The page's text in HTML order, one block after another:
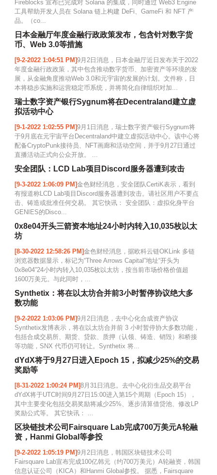
Fireblocks 宣布已完成对 Solana 的集成，同时通过 Web3 Engine
工具帮助开发人员在 Solana 链上构建 DeFi、GameFi 和 NFT 产
品。（co...
日本金融厅年度金融行政政策发布，包含针对数字货
币、Web 3.0等措施
[9-2-2022 1:04:51 PM]9月2日消息，日本金融厅近日发布关于2022
年度金融行政政策，其中包含推动数字货币、加密资产等环境的发
展，从金融角度推动Web 3.0和元宇宙的发展的计划。文件称，日
本将稳步实施和运营稳定币系统，并将简化自律组织对加...
瑞士数字资产银行Sygnum将在Decentraland建立虚
拟活动中心
[9-1-2022 1:02:55 PM]9月1日消息，瑞士数字资产银行Sygnum将
于9月底在元宇宙平台Decentraland中建立虚拟活动中心。该中心将
配备CryptoPunk接待员、NFT画廊和活动空间，并于9月27日通过
直播活动正式向公众开放。 ...
安全团队：LCD Lab项目Discord服务器遭到攻击
[9-3-2022 1:06:09 PM]金色财经消息，安全团队CertiK表示，看到
有报道称LCD Lab项目Discord服务器遭到攻击。请社区用户不要点
击、铸造或批准任何交易。 其它快讯： 安全团队：虚拟化身平台
GENIES的Disco...
0x8e04开头三箭资本地址24小时内转入10,035枚以太
坊
[8-30-2022 12:58:26 PM]金色财经消息，据欧科云链OKLink 多链
浏览器数据显示，标记为“Three Arrows Capital”地址“开头为
0x8e04”24小时内转入10,035枚以太坊，按当前市场价格价值超
1600万美元。与此同时，...
Synthetix：将在以太坊合并前3小时暂停协议绝大多
数功能
[9-2-2022 1:03:06 PM]9月2日消息，去中心化合成资产协议
Synthetix发博表示，将在以太坊合并前 3 小时暂停协大多数功能，
包括合成交易所、期货、贷款、质押（认领、铸造、销毁）和桥接
等功能，SNX 代币仍可转让。Synthetix 将...
dYdX将于9月27日进入Epoch 15，拟减少25%的交易
奖励等
[8-31-2022 1:00:24 PM]8月31日消息。去中心化衍生品交易平台
dYdX将于UTC时间9月27日15:00进入第15个周期（Epoch 15），
其中主要变化包括交易奖励将减少25%、逐步清算借贷池、修改LP
奖励公式等。 其它快讯： ...
区块链技术公司Fairsquare Lab完成700万美元A轮融
资，Hanmi Global等参投
[9-2-2022 1:05:19 PM]9月2日消息，韩国区块链技术公司
Fairsquare Lab宣布完成100亿韩元（约700万美元）A轮融资，韩国
信息认证公司（KICA）和Hanmi Global参投。 据悉，Fairsquare